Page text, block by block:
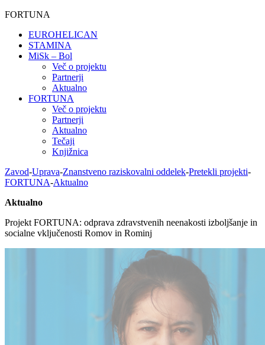
FORTUNA
EUROHELICAN
STAMINA
MiSk – Bol
Več o projektu
Partnerji
Aktualno
FORTUNA
Več o projektu
Partnerji
Aktualno
Tečaji
Knjižnica
Zavod-Uprava-Znanstveno raziskovalni oddelek-Pretekli projekti-
FORTUNA-Aktualno
Aktualno
Projekt FORTUNA: odprava zdravstvenih neenakosti izboljšanje in
socialne vključenosti Romov in Rominj